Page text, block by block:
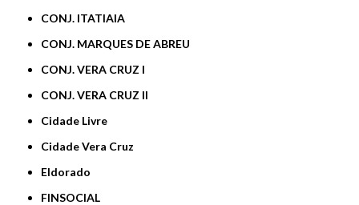
CONJ. ITATIAIA
CONJ. MARQUES DE ABREU
CONJ. VERA CRUZ I
CONJ. VERA CRUZ II
Cidade Livre
Cidade Vera Cruz
Eldorado
FINSOCIAL